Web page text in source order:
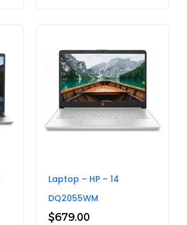
Laptop – HP – 14
DQ2055WM
$679.00